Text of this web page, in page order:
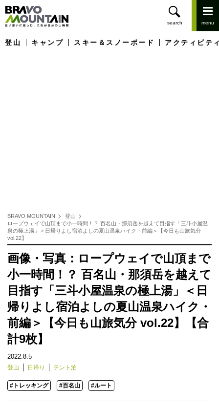
登山 キャンプ スキー＆スノーボード アクティビテ
BRAVO MOUNTAIN
登山
ロープウェイで山頂まで小一時間！？ 百名山・那須岳を越えて目指す「三斗小屋温
泉の極上湯」＜日帰りよし宿泊よしの夏山温泉ハイク・前編＞【今日も山旅気分
vol.22】
画像・写真：ロープウェイで山頂まで
小一時間！？ 百名山・那須岳を越えて
目指す「三斗小屋温泉の極上湯」＜日
帰りよし宿泊よしの夏山温泉ハイク・
前編＞【今日も山旅気分 vol.22】【合
計9枚】
2022.8.5
登山 日帰り テント泊
#トレッキング #百名山 #ルート